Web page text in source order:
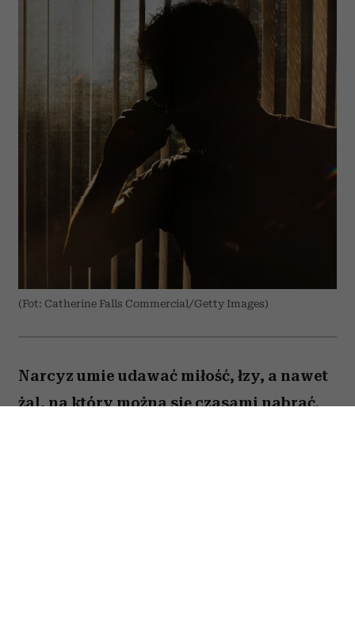
(Fot: Catherine Falls Commercial/Getty Images)
Narcyz umie udawać miłość, łzy, a nawet
żal, na który można się czasami nabrać.